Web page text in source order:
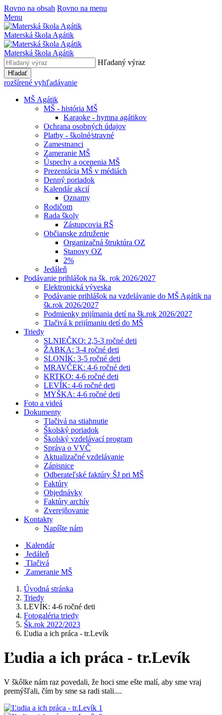
Rovno na obsah Rovno na menu
Menu
Materská škola Agátik
Materská škola Agátik
Hľadaný výraz
Hľadať
rozšírené vyhľadávanie
MŠ Agátik
MŠ - história MŠ
Karaoke - hymna agátikov
Ochrana osobných údajov
Platby - školné⁄stravné
Zamestnanci
Zameranie MŠ
Úspechy a ocenenia MŠ
Prezentácia MŠ v médiách
Denný poriadok
Kalendár akcií
Oznamy
Rodičom
Rada školy
Zástupcovia RŠ
Občianske združenie
Organizačná štruktúra OZ
Stanovy OZ
2%
Jedáleň
Podávanie prihlášok na šk. rok 2026/2027
Elektronická výveska
Podávanie prihlášok na vzdelávanie do MŠ Agátik na
šk.rok 2026/2027
Podmienky prijímania detí na šk.rok 2026/2027
Tlačivá k prijímaniu detí do MŠ
Triedy
SLNIEČKO: 2,5-3 ročné deti
ŽABKA: 3-4 ročné deti
SLONÍK: 3-5 ročné deti
MRAVČEK: 4-6 ročné deti
KRTKO: 4-6 ročné deti
LEVÍK: 4-6 ročné deti
MYŠKA: 4-6 ročné deti
Foto a videá
Dokumenty
Tlačivá na stiahnutie
Školský poriadok
Školský vzdelávací program
Správa o VVČ
Aktualizačné vzdelávanie
Zápisnice
Odberateľské faktúry ŠJ pri MŠ
Faktúry
Objednávky
Faktúry archív
Zverejňovanie
Kontakty
Napíšte nám
Kalendár
Jedáleň
Tlačivá
Zameranie MŠ
Úvodná stránka
Triedy
LEVÍK: 4-6 ročné deti
Fotogaléria triedy
Šk.rok 2022/2023
Ľudia a ich práca - tr.Levík
Ľudia a ich práca - tr.Levík
V škôlke nám raz povedali, že hoci sme ešte malí, aby sme vraj
premýšľali, čím by sme sa radi stali....